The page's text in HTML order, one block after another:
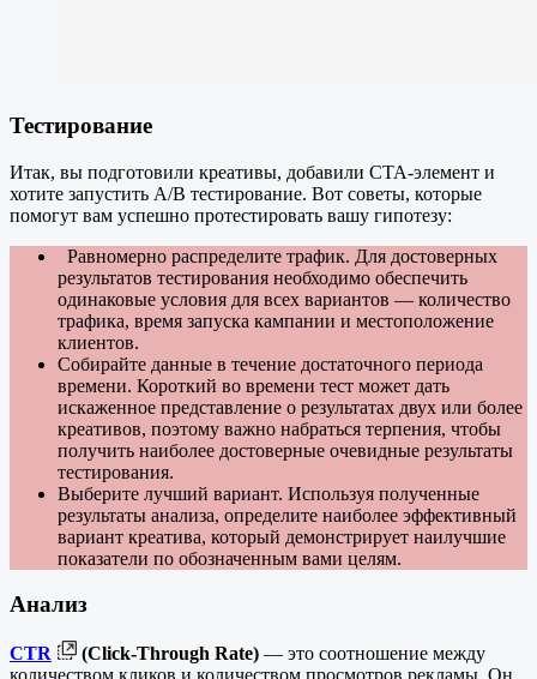
Тестирование
Итак, вы подготовили креативы, добавили CTA-элемент и
хотите запустить A/B тестирование. Вот советы, которые
помогут вам успешно протестировать вашу гипотезу:
Равномерно распределите трафик. Для достоверных
результатов тестирования необходимо обеспечить
одинаковые условия для всех вариантов — количество
трафика, время запуска кампании и местоположение
клиентов.
Собирайте данные в течение достаточного периода
времени. Короткий во времени тест может дать
искаженное представление о результатах двух или более
креативов, поэтому важно набраться терпения, чтобы
получить наиболее достоверные очевидные результаты
тестирования.
Выберите лучший вариант. Используя полученные
результаты анализа, определите наиболее эффективный
вариант креатива, который демонстрирует наилучшие
показатели по обозначенным вами целям.
Анализ
CTR (Click-Through Rate) — это соотношение между